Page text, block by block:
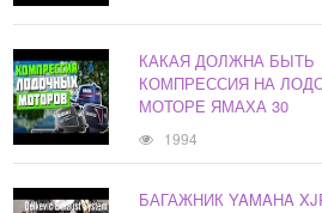
КАКАЯ ДОЛЖНА БЫТЬ
КОМПРЕССИЯ НА
МОТОРЕ ЯМАХА 30
1994
БАГАЖНИК YAMAHA